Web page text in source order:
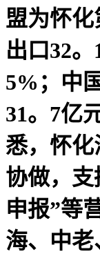
盟为怀
出口32。
5%；中
31。7亿
悉，怀
协做，支
申报”等
海、中